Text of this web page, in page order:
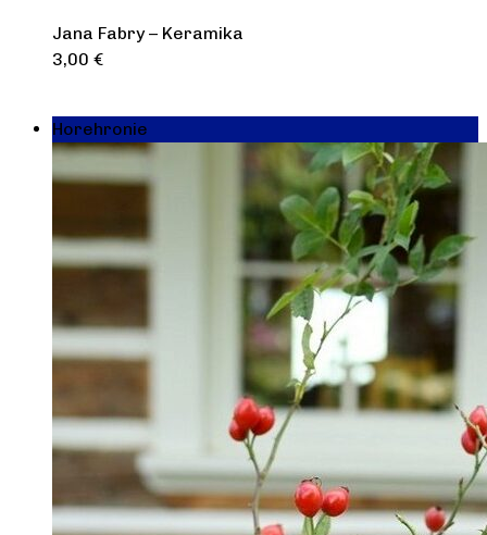
Jana Fabry – Keramika
3,00 €
Horehronie